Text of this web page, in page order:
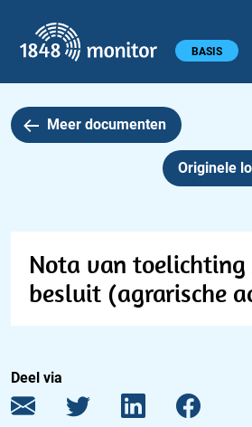
Hoofdmenu BASIS
Meer documenten
Originele
Nota van toelichting
besluit (agrarische
Deel via